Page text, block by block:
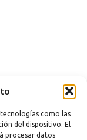
como las
del dispositivo. El
procesar datos